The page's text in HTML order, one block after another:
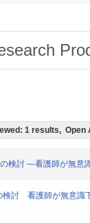
1 results,
検討 ―看護師が無
検討 看護師が無意識